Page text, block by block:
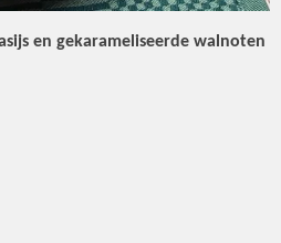
en gekarameliseerde walnoten